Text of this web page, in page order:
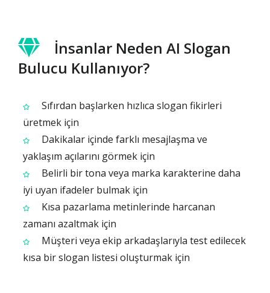
İnsanlar Neden AI Slogan
Bulucu Kullanıyor?
Sıfırdan başlarken hızlıca slogan fikirleri
üretmek için
Dakikalar içinde farklı mesajlaşma ve
yaklaşım açılarını görmek için
Belirli bir tona veya marka karakterine daha
iyi uyan ifadeler bulmak için
Kısa pazarlama metinlerinde harcanan
zamanı azaltmak için
Müşteri veya ekip arkadaşlarıyla test edilecek
kısa bir slogan listesi oluşturmak için